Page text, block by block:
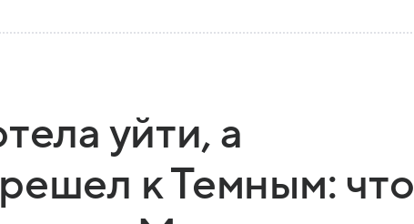
уйти, а
к Темным: что